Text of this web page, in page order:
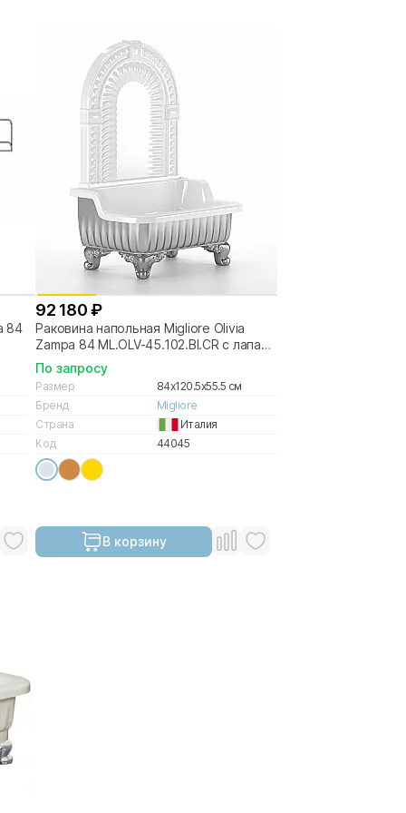
84
92 180 ₽
Раковина напольная Migliore Olivia
Zampa 84 ML.OLV-45.102.BI.CR с лапами
хром, панель белая
По запросу
Размер
84x120.5x55.5 см
Бренд
Migliore
Страна
Италия
Код
44045
В корзину